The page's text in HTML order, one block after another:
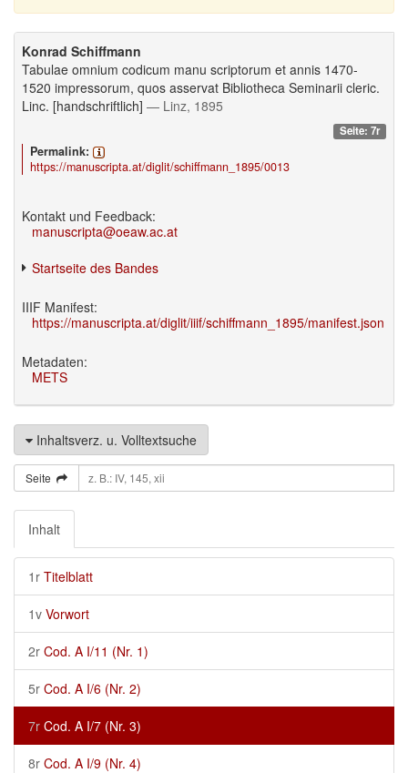
Konrad Schiffmann
Tabulae omnium codicum manu scriptorum et annis 1470-
1520 impressorum, quos asservat Bibliotheca Seminarii cleric.
Linc. [handschriftlich] — Linz, 1895
Seite: 7r
Permalink:
https://manuscripta.at/diglit/schiffmann_1895/0013
Kontakt und Feedback:
manuscripta@oeaw.ac.at
Startseite des Bandes
IIIF Manifest:
https://manuscripta.at/diglit/iiif/schiffmann_1895/manifest.json
Metadaten:
METS
Inhaltsverz. u. Volltextsuche
Seite
Inhalt
1r Titelblatt
1v Vorwort
2r Cod. A I/11 (Nr. 1)
5r Cod. A I/6 (Nr. 2)
7r Cod. A I/7 (Nr. 3)
8r Cod. A I/9 (Nr. 4)